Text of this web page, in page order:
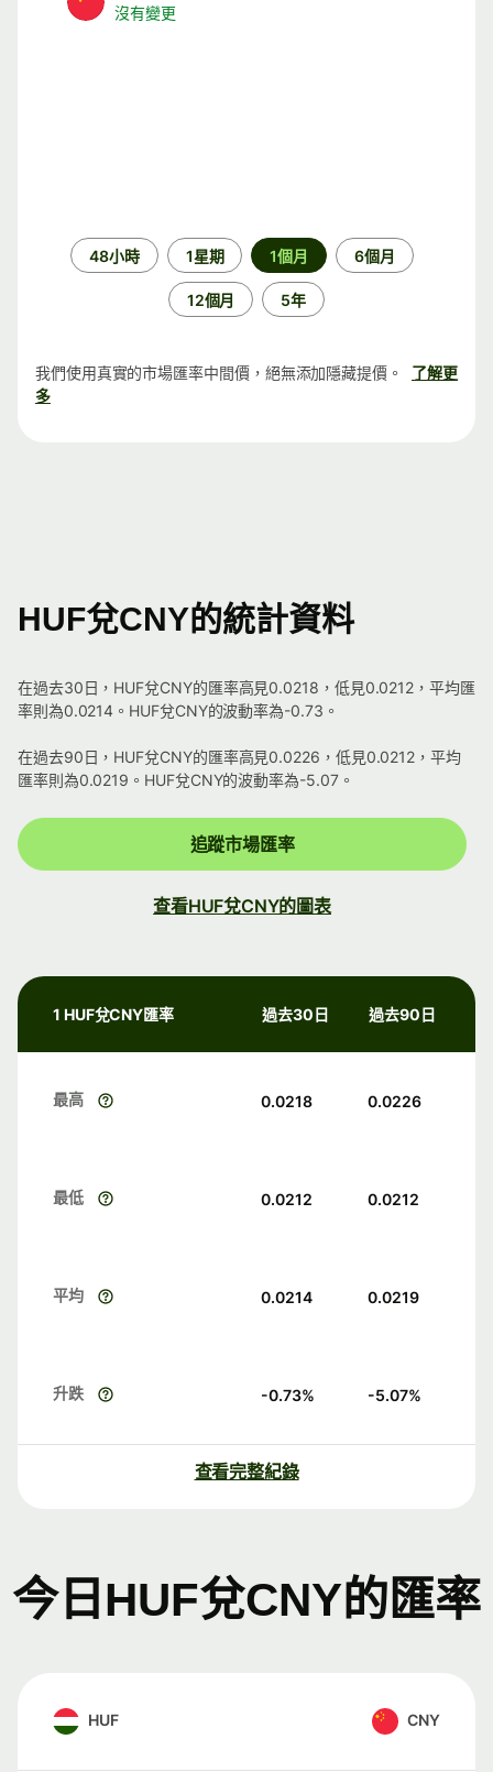
沒有變更
48小時 1星期 1個月 6個月
12個月 5年
我們使用真實的市場匯率中間價，絕無添加隱藏提價。
了解更
多
HUF兌CNY的統計資料
在過去30日，HUF兌CNY的匯率高見0.0218，低見0.0212，平均匯
率則為0.0214。HUF兌CNY的波動率為-0.73。
在過去90日，HUF兌CNY的匯率高見0.0226，低見0.0212，平均
匯率則為0.0219。HUF兌CNY的波動率為-5.07。
追蹤市場匯率
查看HUF兌CNY的圖表
1 HUF兌CNY匯率 過去30日 過去90日
最高 0.0218 0.0226
最低 0.0212 0.0212
平均 0.0214 0.0219
升跌 -0.73% -5.07%
查看完整紀錄
今日HUF兌CNY的匯率
HUF CNY